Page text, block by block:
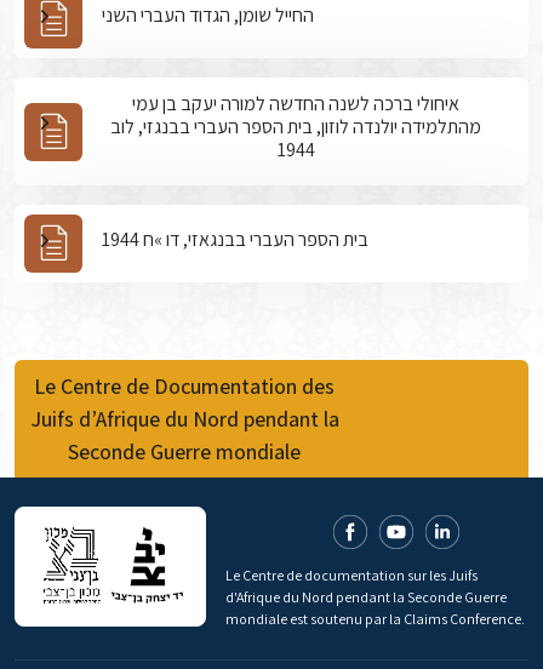
החייל שומן, הגדוד העברי השני
איחולי ברכה לשנה החדשה למורה יעקב בן עמי
מהתלמידה יולנדה לוזון, בית הספר העברי בבנגזי, לוב
1944
בית הספר העברי בבנגאזי, דו »ח 1944
Le Centre de Documentation des
Juifs d’Afrique du Nord pendant la
Seconde Guerre mondiale
Le Centre de documentation sur les Juifs
d'Afrique du Nord pendant la Seconde Guerre
mondiale est soutenu par la Claims Conference.